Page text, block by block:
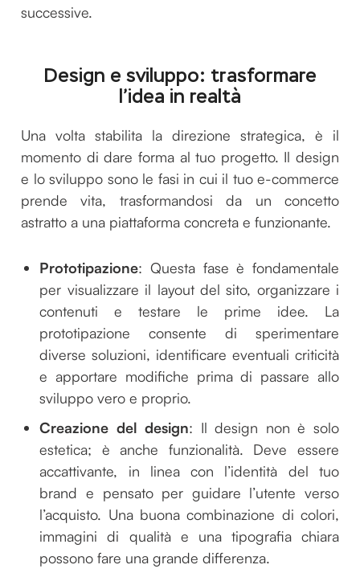
successive.
Design e sviluppo: trasformare
l’idea in realtà
Una volta stabilita la direzione strategica, è il
momento di dare forma al tuo progetto. Il design
e lo sviluppo sono le fasi in cui il tuo e-commerce
prende vita, trasformandosi da un concetto
astratto a una piattaforma concreta e funzionante.
Prototipazione: Questa fase è fondamentale
per visualizzare il layout del sito, organizzare i
contenuti e testare le prime idee. La
prototipazione consente di sperimentare
diverse soluzioni, identificare eventuali criticità
e apportare modifiche prima di passare allo
sviluppo vero e proprio.
Creazione del design: Il design non è solo
estetica; è anche funzionalità. Deve essere
accattivante, in linea con l’identità del tuo
brand e pensato per guidare l’utente verso
l’acquisto. Una buona combinazione di colori,
immagini di qualità e una tipografia chiara
possono fare una grande differenza.